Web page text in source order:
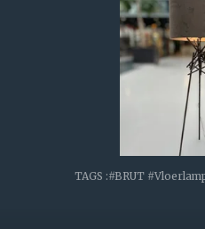
TAGS :#BRUT